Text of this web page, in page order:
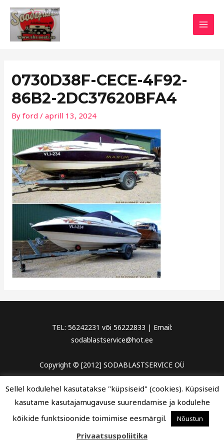
Skip
content
0730D38F-CECE-4F92-
86B2-2DC37620BFA4
Byford/aprill 13, 2024
TEL: 56242231 või 56222833 | Email:
sodablastservice@hot.ee
Copyright © [2012] SODABLASTSERVICE OÜ
Sellel kodulehel kasutatakse "küpsiseid" (cookies). Küpsiseid
kasutame kasutajamugavuse suurendamise ja kodulehe
kõikide funktsioonide toimimise eesmärgil.
Nõustun
Privaatsuspoliitika